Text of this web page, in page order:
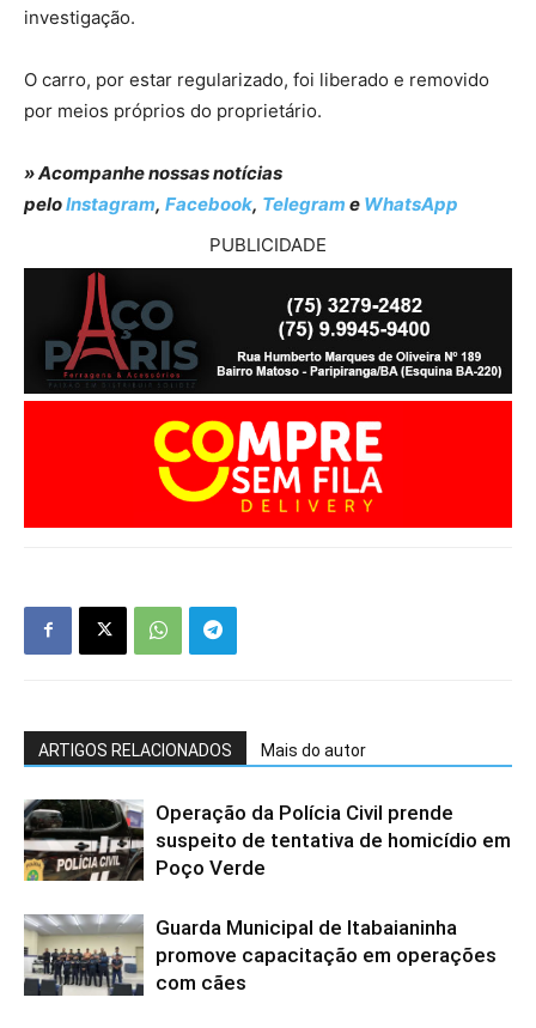
investigação.
O carro, por estar regularizado, foi liberado e removido
por meios próprios do proprietário.
» Acompanhe nossas notícias
peloInstagram, Facebook, Telegram e WhatsApp
PUBLICIDADE
ARTIGOS RELACIONADOS Mais do autor
Operação da Polícia Civil prende
suspeito de tentativa de homicídio em
Poço Verde
Guarda Municipal de Itabaianinha
promove capacitação em operações
com cães